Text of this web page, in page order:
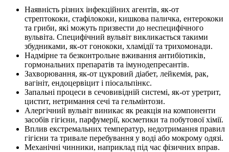
Наявність різних інфекційних агентів, як-от
стрептококи, стафілококи, кишкова паличка, ентерококи
та гриби, які можуть призвести до неспецифічного
вульвіта. Специфічний вульвіт викликається такими
збудниками, як-от гонококи, хламідії та трихомонади.
Надмірне та безконтрольне вживання антибіотиків,
гормональних препаратів та імунодепресантів.
Захворювання, як-от цукровий діабет, лейкемія, рак,
вагініт, ендоцервіцит і піосальпінкс.
Запальні процеси в сечовивідній системі, як-от уретрит,
цистит, нетримання сечі та гельмінтози.
Алергічний вульвіт виникає як реакція на компоненти
засобів гігієни, парфумерії, косметики та побутової хімії.
Вплив екстремальних температур, недотримання правил
гігієни та тривале перебування у воді або мокрому одязі.
Механічні чинники, наприклад пiд час фiзичних вправ.